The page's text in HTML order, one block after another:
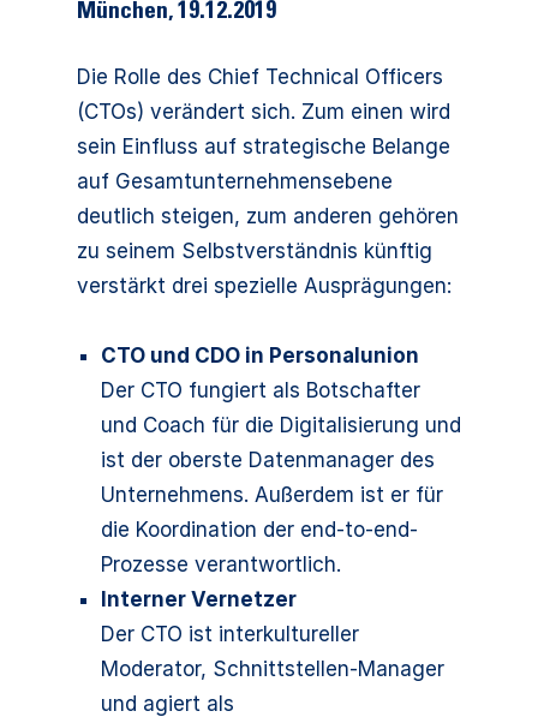
München, 19.12.2019
Die Rolle des Chief Technical Officers
(CTOs) verändert sich. Zum einen wird
sein Einfluss auf strategische Belange
auf Gesamtunternehmensebene
deutlich steigen, zum anderen gehören
zu seinem Selbstverständnis künftig
verstärkt drei spezielle Ausprägungen:
CTO und CDO in Personalunion
Der CTO fungiert als Botschafter
und Coach für die Digitalisierung und
ist der oberste Datenmanager des
Unternehmens. Außerdem ist er für
die Koordination der end-to-end-
Prozesse verantwortlich.
Interner Vernetzer
Der CTO ist interkultureller
Moderator, Schnittstellen-Manager
und agiert als